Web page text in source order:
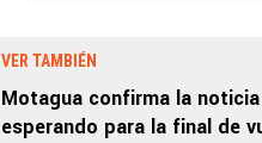
VER TAMBIÉN
Motagua confirma la
esperando para la final de